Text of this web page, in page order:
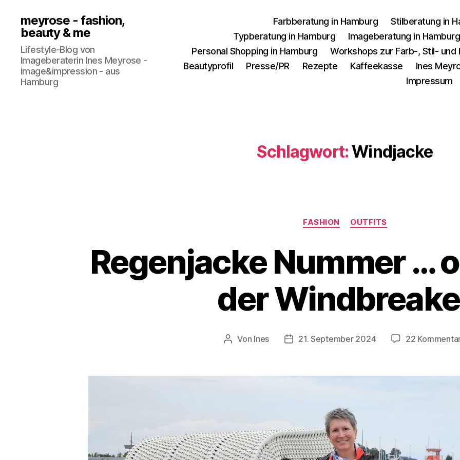
meyrose - fashion,
beauty & me
Lifestyle-Blog von
Imageberaterin Ines Meyrose -
image&impression - aus
Hamburg
Farbberatung in Hamburg Stilberatung in
Typberatung in Hamburg
Imageberatung in Hamburg
Personal Shopping in Hamburg
Workshops zur Farb-, Stil- und
Beautyprofil
Presse/PR Rezepte Kaffeekasse Ines
Impressum
Schlagwort:Windjacke
Kategorien
FASHION OUTFITS
Regenjacke Nummer …
der
Beitragsautor
Von Ines Veröffentlichungsdatum
21. September 2024 22